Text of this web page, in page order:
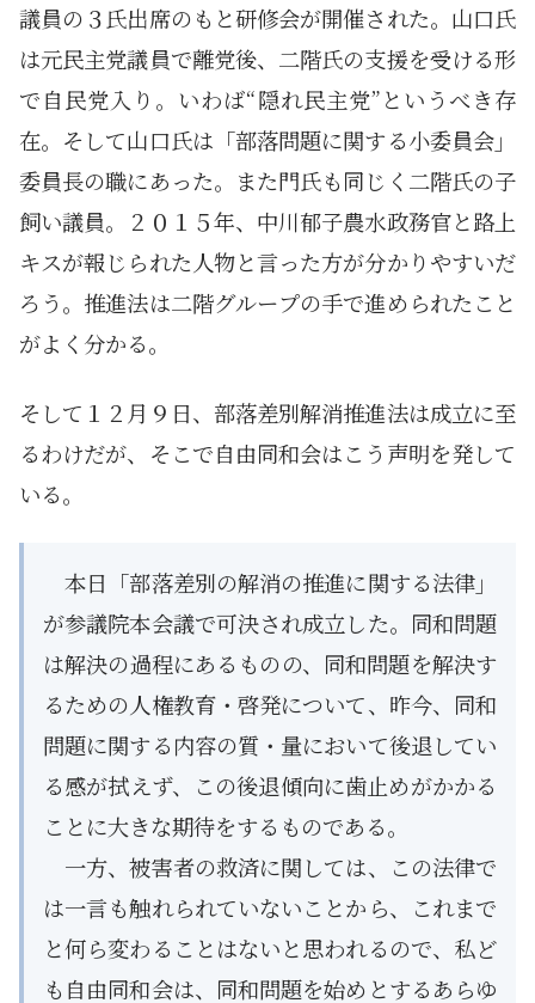
議員の３氏出席のもと研修会が開催された。山口氏
は元民主党議員で離党後、二階氏の支援を受ける形
で自民党入り。いわば“隠れ民主党”というべき存
在。そして山口氏は「部落問題に関する小委員会」
委員長の職にあった。また門氏も同じく二階氏の子
飼い議員。２０１５年、中川郁子農水政務官と路上
キスが報じられた人物と言った方が分かりやすいだ
ろう。推進法は二階グループの手で進められたこと
がよく分かる。
そして１２月９日、部落差別解消推進法は成立に至
るわけだが、そこで自由同和会はこう声明を発して
いる。
本日「部落差別の解消の推進に関する法律」
が参議院本会議で可決され成立した。同和問題
は解決の過程にあるものの、同和問題を解決す
るための人権教育・啓発について、昨今、同和
問題に関する内容の質・量において後退してい
る感が拭えず、この後退傾向に歯止めがかかる
ことに大きな期待をするものである。
一方、被害者の救済に関しては、この法律で
は一言も触れられていないことから、これまで
と何ら変わることはないと思われるので、私ど
も自由同和会は、同和問題を始めとするあらゆ